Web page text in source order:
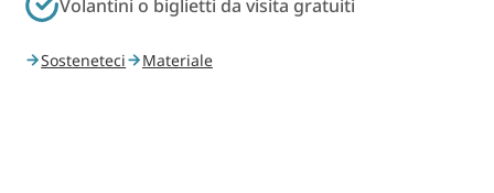
Volantini o biglietti da visita gratuiti
Sosteneteci Materiale